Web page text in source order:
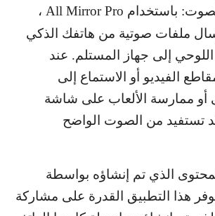
باستخدام All Mirror Pro ،
ملفات صوتية من هاتفك الذكي
إلى جهاز المستلم. عند
الفيديو أو الاستماع إلى
أو ممارسة الألعاب على شاشة
تستفيد من الصوت الواضح
الذي تم إنشاؤه بواسطة
يوفر هذا التطبيق القدرة على مشاركة